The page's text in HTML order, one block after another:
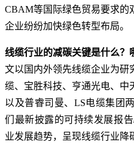
CBAM等国际绿色贸易要求的
企业纷纷加快绿色转型布局。
线缆行业的减碳关键是什么？
文以国内外领先线缆企业为研
缆、宝胜科技、亨通光电、中
以及普睿司曼、LS电缆集团
们最新披露的可持续发展报
业发展趋势，呈现线缆行业